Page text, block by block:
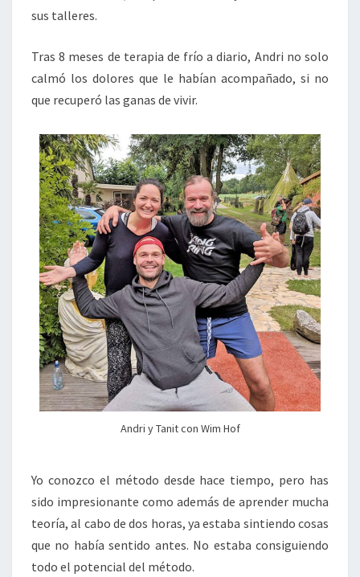
sus talleres.
Tras 8 meses de terapia de frío a diario, Andri no solo
calmó los dolores que le habían acompañado, si no
que recuperó las ganas de vivir.
Andri y Tanit con Wim Hof
Yo conozco el método desde hace tiempo, pero has
sido impresionante como además de aprender mucha
teoría, al cabo de dos horas, ya estaba sintiendo cosas
que no había sentido antes. No estaba consiguiendo
todo el potencial del método.